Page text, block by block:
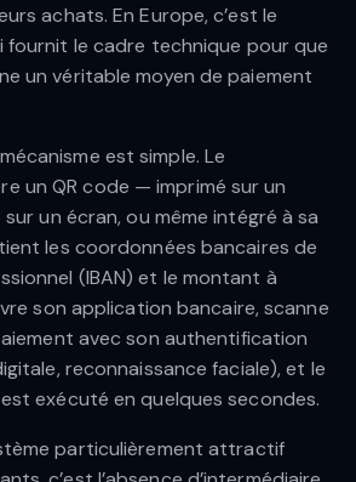
achats. En Europe, c’est le
fournit le cadre technique pour que
un véritable moyen de paiement
est simple. Le
un QR code — imprimé sur un
un écran, ou même intégré à sa
les coordonnées bancaires de
(IBAN) et le montant à
son application bancaire, scanne
avec son authentification
reconnaissance faciale), et le
exécuté en quelques secondes.
particulièrement attractif